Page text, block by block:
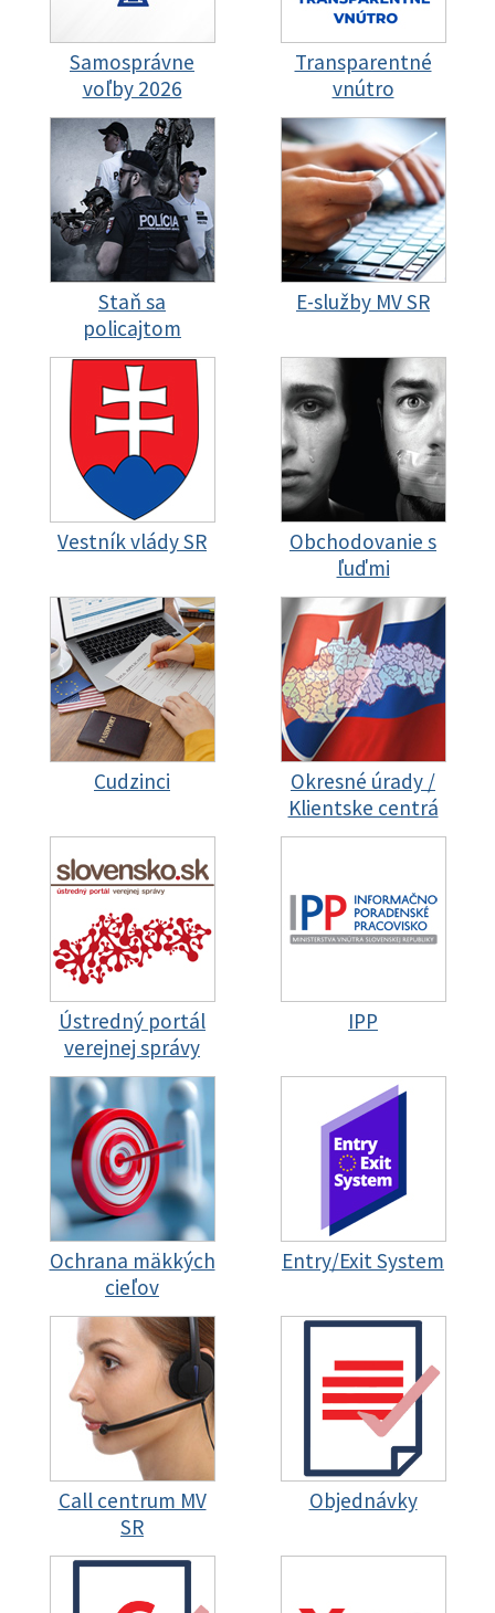
Samosprávne
voľby 2026
Transparentné
vnútro
Staň sa
policajtom
E-služby MV SR
Vestník vlády SR
Obchodovanie s
ľuďmi
Cudzinci
Okresné úrady /
Klientske centrá
Ústredný portál
verejnej správy
IPP
Ochrana mäkkých
cieľov
Entry/Exit System
Call centrum MV
SR
Objednávky